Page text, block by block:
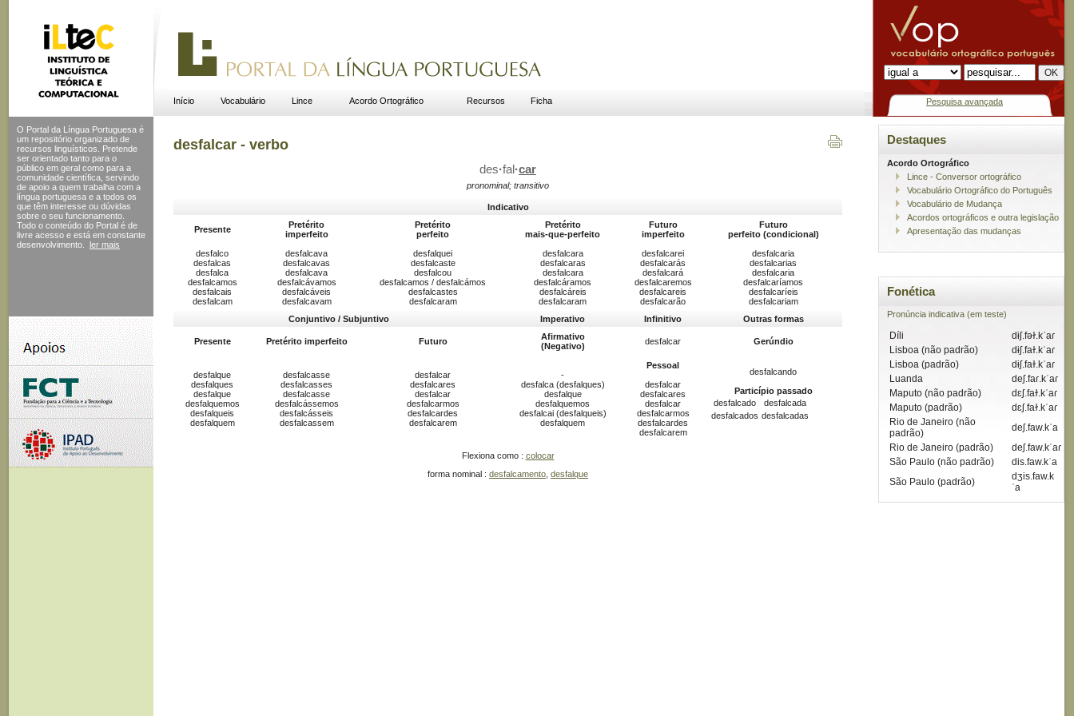
Início Vocabulário Lince Acordo Ortográfico Recursos Ficha Pesquisa avançada
O Portal da Língua Portuguesa é
um repositório organizado de
recursos linguísticos. Pretende
ser orientado tanto para o
público em geral como para a
comunidade científica, servindo
de apoio a quem trabalha com a
língua portuguesa e a todos os
que têm interesse ou dúvidas
sobre o seu funcionamento.
Todo o conteúdo do Portal é de
livre acesso e está em constante
desenvolvimento.
ler mais
desfalcar - verbo
des·fal ·car
pronominal; transitivo
Indicativo
Presente
Pretérito
imperfeito
Pretérito
perfeito
Pretérito
mais-que-perfeito
Futuro
imperfeito
Futuro
perfeito (condicional)
desfalco
desfalcas
desfalca
desfalcamos
desfalcais
desfalcam
desfalcava
desfalcavas
desfalcava
desfalcávamos
desfalcáveis
desfalcavam
desfalquei
desfalcaste
desfalcou
desfalcamos / desfalcámos
desfalcastes
desfalcaram
desfalcara
desfalcaras
desfalcara
desfalcáramos
desfalcáreis
desfalcaram
desfalcarei
desfalcarás
desfalcará
desfalcaremos
desfalcareis
desfalcarão
desfalcaria
desfalcarias
desfalcaria
desfalcaríamos
desfalcaríeis
desfalcariam
Conjuntivo / Subjuntivo
Imperativo Infinitivo Outras formas
Presente Pretérito imperfeito Futuro
Afirmativo
(Negativo)
desfalcar Gerúndio
desfalque
desfalques
desfalque
desfalquemos
desfalqueis
desfalquem
desfalcasse
desfalcasses
desfalcasse
desfalcássemos
desfalcásseis
desfalcassem
desfalcar
desfalcares
desfalcar
desfalcarmos
desfalcardes
desfalcarem
-
desfalca (desfalques)
desfalque
desfalquemos
desfalcai (desfalqueis)
desfalquem
Pessoal
desfalcar
desfalcares
desfalcar
desfalcarmos
desfalcardes
desfalcarem
desfalcando
Particípio passado
desfalcado
desfalcada
desfalcados desfalcadas
Flexiona como : colocar
forma nominal : desfalcamento desfalque
Destaques
Acordo Ortográfico
Lince - Conversor ortográfico
Vocabulário Ortográfico do Português
Vocabulário de Mudança
Acordos ortográficos e outra legislação
Apresentação das mudanças
Fonética
Pronúncia indicativa (em teste)
Díli
dɨʃ.fəɫ.kˈaɾ
Lisboa (não padrão)
dɨʃ.faɫ.kˈaɾ
Lisboa (padrão)
dɨʃ.faɫ.kˈaɾ
Luanda
deʃ.faɾ.kˈaɾ
Maputo (não padrão)
dɛʃ.faɫ.kˈaɾ
Maputo (padrão)
dɛʃ.faɫ.kˈaɾ
Rio de Janeiro (não
padrão)
deʃ.faw.kˈa
Rio de Janeiro (padrão)
deʃ.faw.kˈaɾ
São Paulo (não padrão)
dis.faw.kˈa
São Paulo (padrão)
dʒis.faw.k
ˈa